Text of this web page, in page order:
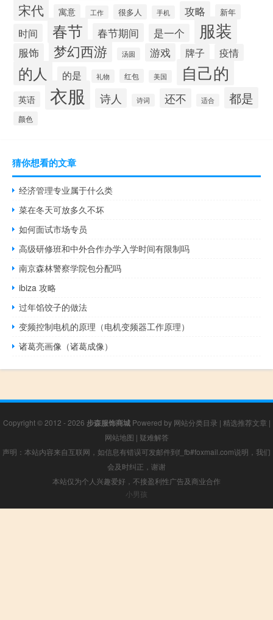
宋代 寓意 工作 很多人 手机 攻略 新年
时间 春节 春节期间 是一个 服装
服饰 梦幻西游 汤圆 游戏 牌子 疫情
的人 的是 礼物 红包 美国 自己的
英语 衣服 诗人 诗词 还不 适合 都是
颜色
猜你想看的文章
经济管理专业属于什么类
菜在冬天可放多久不坏
如何面试市场专员
高级研修班和中外合作办学入学时间有限制吗
南京森林警察学院包分配吗
ibiza 攻略
过年馅饺子的做法
变频控制电机的原理（电机变频器工作原理）
诸葛亮画像（诸葛成像）
Copyright © 2012 - 2026 步森服饰商城Powered by 网站分类目录 | 精选推荐文章 |
网站地图 | 疑难解答
声明：本站内容来自互联网，如信息有错误可发邮件到f_fb#foxmail.com说明，我们
会及时纠正，谢谢
本站仅为个人兴趣爱好，不接盈利性广告及商业合作
小男孩